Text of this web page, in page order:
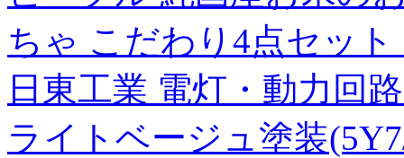
ちゃ こだわり4点セット
日東工業 電灯・動力回
ライトベージュ塗装